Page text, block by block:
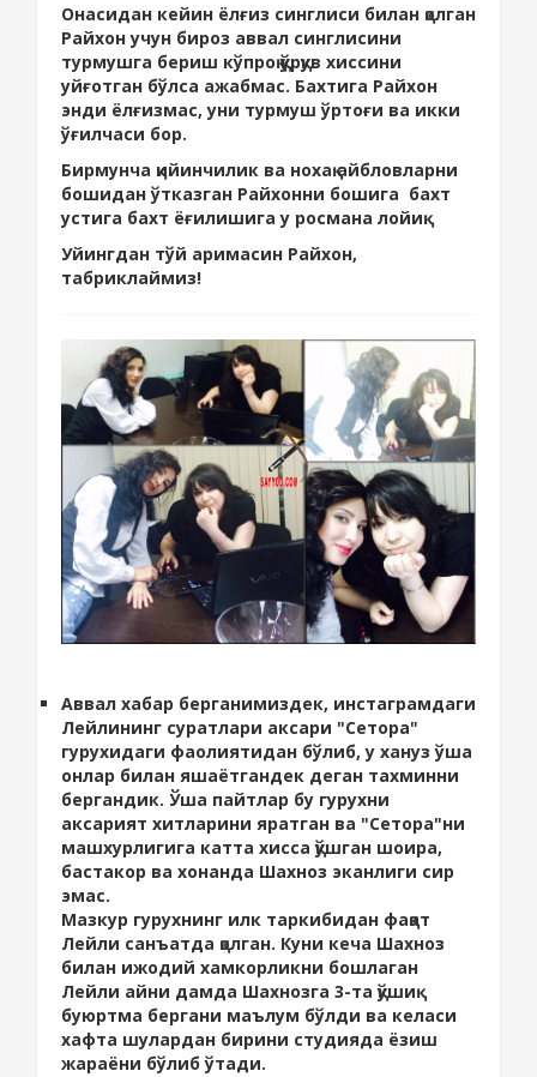
Онасидан кейин ёлғиз синглиси билан қолган
Райхон учун бироз аввал синглисини
турмушга бериш кўпроқ қўрқув хиссини
уйғотган бўлса ажабмас. Бахтига Райхон
энди ёлғизмас, уни турмуш ўртоғи ва икки
ўғилчаси бор.
Бирмунча қийинчилик ва нохақ айбловларни
бошидан ўтказган Райхонни бошига бахт
устига бахт ёғилишига у росмана лойиқ.
Уйингдан тўй аримасин Райхон,
табриклаймиз!
Аввал хабар берганимиздек, инстаграмдаги
Лейлининг суратлари аксари "Сетора"
гурухидаги фаолиятидан бўлиб, у хануз ўша
онлар билан яшаётгандек деган тахминни
бергандик. Ўша пайтлар бу гурухни
аксарият хитларини яратган ва "Сетора"ни
машхурлигига катта хисса қўшган шоира,
бастакор ва хонанда Шахноз эканлиги сир
эмас.
Мазкур гурухнинг илк таркибидан фақат
Лейли санъатда қолган. Куни кеча Шахноз
билан ижодий хамкорликни бошлаган
Лейли айни дамда Шахнозга 3-та қўшиқ
буюртма бергани маълум бўлди ва келаси
хафта шулардан бирини студияда ёзиш
жараёни бўлиб ўтади.